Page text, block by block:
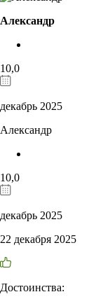
Александр
10,0
декабрь 2025
Александр
10,0
декабрь 2025
22 декабря 2025
Достоинства: